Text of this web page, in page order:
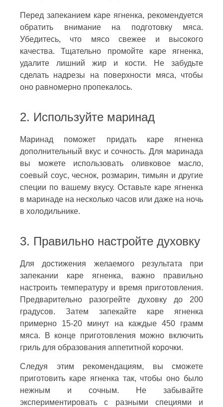
Перед запеканием каре ягненка, рекомендуется
обратить внимание на подготовку мяса.
Убедитесь, что мясо свежее и высокого
качества. Тщательно промойте каре ягненка,
удалите лишний жир и кости. Не забудьте
сделать надрезы на поверхности мяса, чтобы
оно равномерно пропекалось.
2. Используйте маринад
Маринад поможет придать каре ягненка
дополнительный вкус и сочность. Для маринада
вы можете использовать оливковое масло,
соевый соус, чеснок, розмарин, тимьян и другие
специи по вашему вкусу. Оставьте каре ягненка
в маринаде на несколько часов или даже на ночь
в холодильнике.
3. Правильно настройте духовку
Для достижения желаемого результата при
запекании каре ягненка, важно правильно
настроить температуру и время приготовления.
Предварительно разогрейте духовку до 200
градусов. Затем запекайте каре ягненка
примерно 15-20 минут на каждые 450 грамм
мяса. В конце приготовления можно включить
гриль для образования аппетитной корочки.
Следуя этим рекомендациям, вы сможете
приготовить каре ягненка так, чтобы оно было
нежным и сочным. Не забывайте
экспериментировать с разными специями и